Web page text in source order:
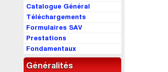
Catalogue Général
Téléchargements
Formulaires SAV
Prestations
Fondamentaux
Généralités